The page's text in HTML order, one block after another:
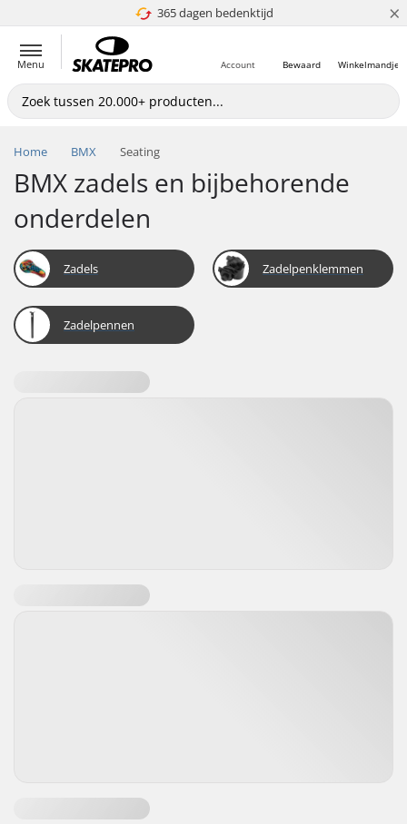
365 dagen bedenktijd
4.8 van 5 ×
Menu Winkelmandje
Bewaard
Account
Home BMX Seating
BMX zadels en bijbehorende
onderdelen
Zadels Zadelpenklemmen
Zadelpennen